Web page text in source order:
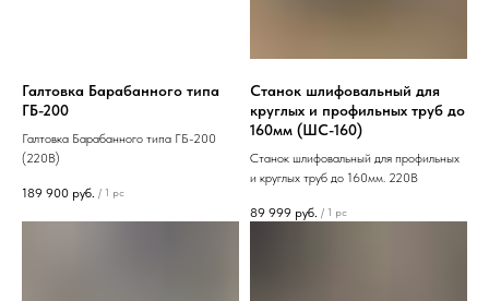
Галтовка Барабанного типа
ГБ-200
Галтовка Барабанного типа ГБ-200
(220В)
189 900 руб. / 1 pc
Станок шлифовальный для
круглых и профильных труб до
160мм (ШС-160)
Станок шлифовальный для профильных
и круглых труб до 160мм. 220В
89 999 руб. / 1 pc